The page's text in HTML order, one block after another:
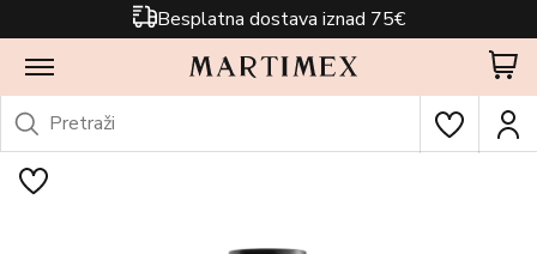
Besplatna dostava iznad 75€